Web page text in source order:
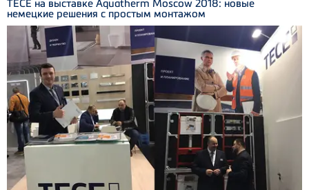
ТЕСЕ на выставке Aquatherm Moscow 2018: новые
немецкие решения с простым монтажом